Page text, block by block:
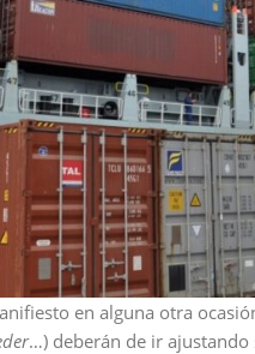
en alguna otra
…) deberán de ir ajustando